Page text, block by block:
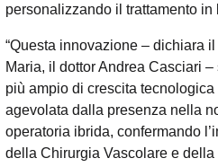
personalizzando il trattamento
“Questa innovazione – dichiara
Maria, il dottor Andrea Casciari
più ampio di crescita
agevolata dalla presenza nella
operatoria ibrida, confermando
della Chirurgia Vascolare e